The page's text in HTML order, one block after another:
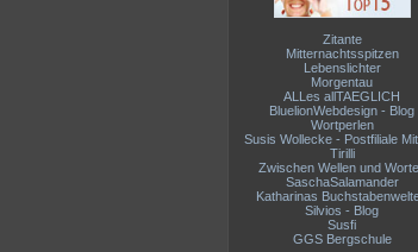
Zitante
Mitternachtsspitzen
Lebenslichter
Morgentau
ALLes allTAEGLICH
BluelionWebdesign - Blog
Wortperlen
Susis Wollecke - Postfiliale
Tirilli
Zwischen Wellen und
SaschaSalamander
Katharinas
Silvios - Blog
Susfi
GGS Bergschule